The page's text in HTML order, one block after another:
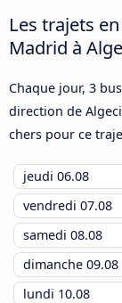
Les trajets
Madrid à
Chaque jour, 3
direction de
chers pour ce
jeudi 06.08
vendredi 07.08
samedi 08.08
dimanche 09.08
lundi 10.08